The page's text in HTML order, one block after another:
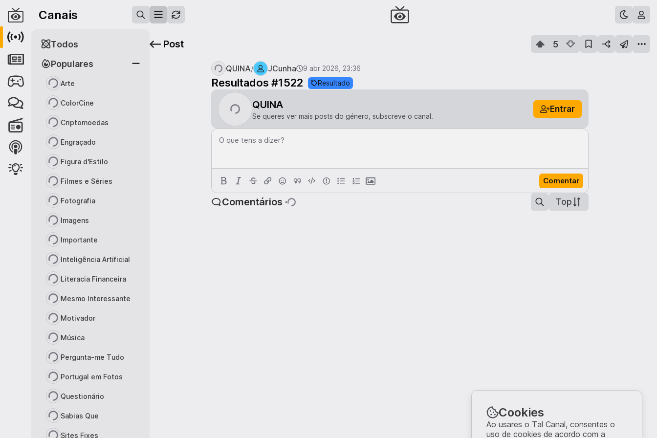
Canais
Populares
Arte
ColorCine
Criptomoedas
Engraçado
Figura d'Estilo
Filmes e Séries
Fotografia
Imagens
Importante
Inteligência Artificial
Literacia Financeira
Mesmo Interessante
Motivador
Música
Pergunta-me Tudo
Portugal em Fotos
Questionário
Sabias Que
Sites Fixes
Todos Post 5
QUINA/ JCunha 9 abr 2026, 23:36
Resultados #1522 Resultado
QUINA
Se queres ver mais posts do género, subscreve o canal.
Entrar
O que tens a dizer?
Comentar
Comentários · Top
Cookies
Ao usares o Tal Canal, consentes o
uso de cookies de acordo com a